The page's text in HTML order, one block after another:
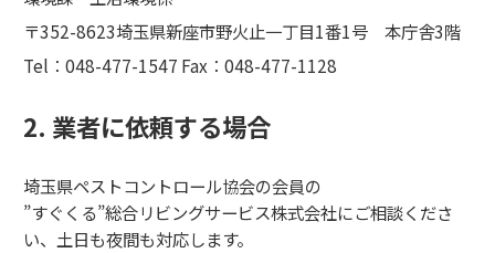
〒352-8623埼玉県新座市野火止一丁目1番1号 本庁舎3階
Tel：048-477-1547 Fax：048-477-1128
2. 業者に依頼する場合
埼玉県ペストコントロール協会の会員の
”すぐくる”総合リビングサービス株式会社にご相談くださ
い、土日も夜間も対応します。